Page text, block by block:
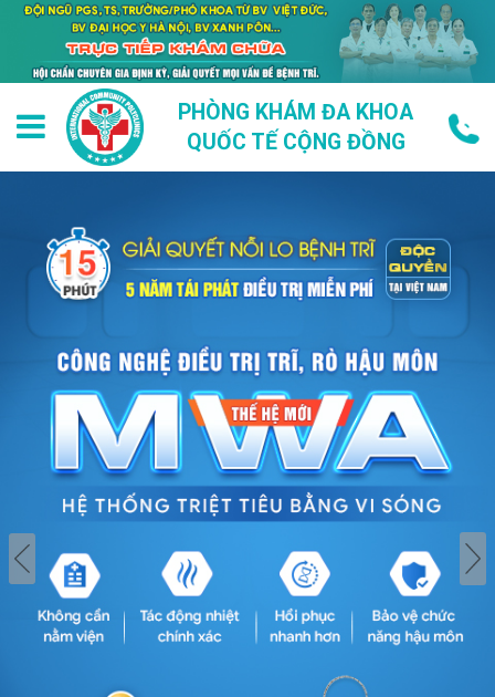
PHÒNG KHÁM ĐA KHOA
QUỐC TẾ CỘNG ĐỒNG